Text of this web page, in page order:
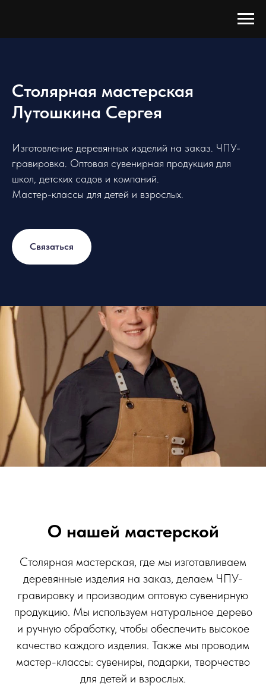
Столярная мастерская
Лутошкина Сергея
Изготовление деревянных изделий на заказ. ЧПУ-
гравировка. Оптовая сувенирная продукция для
школ, детских садов и компаний.
Мастер-классы для детей и взрослых.
Связаться
О нашей мастерской
Столярная мастерская, где мы изготавливаем
деревянные изделия на заказ, делаем ЧПУ-
гравировку и производим оптовую сувенирную
продукцию. Мы используем натуральное дерево
и ручную обработку, чтобы обеспечить высокое
качество каждого изделия. Также мы проводим
мастер-классы: сувениры, подарки, творчество
для детей и взрослых.